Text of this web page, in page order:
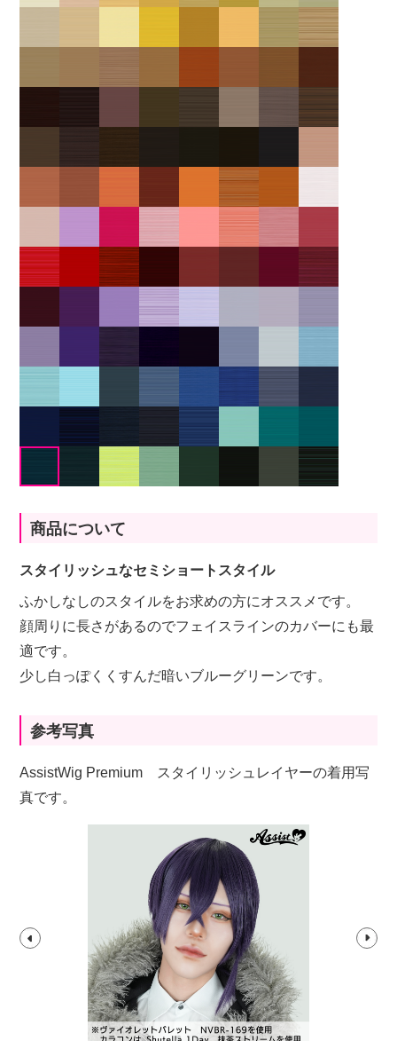
商品について
スタイリッシュなセミショートスタイル
ふかしなしのスタイルをお求めの方にオススメです。
顔周りに長さがあるのでフェイスラインのカバーにも最
適です。
少し白っぽくくすんだ暗いブルーグリーンです。
参考写真
AssistWig Premium スタイリッシュレイヤーの着用写
真です。